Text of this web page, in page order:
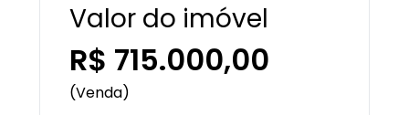
Valor do imóvel
R$ 715.000,00
(Venda)